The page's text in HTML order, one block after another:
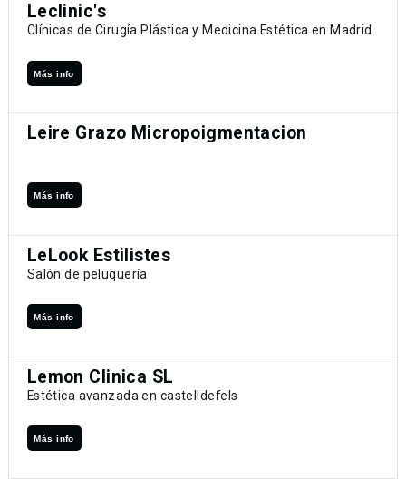
Leclinic's
Clínicas de Cirugía Plástica y Medicina Estética en Madrid
Más info
Leire Grazo Micropoigmentacion
Más info
LeLook Estilistes
Salón de peluquería
Más info
Lemon Clinica SL
Estética avanzada en castelldefels
Más info